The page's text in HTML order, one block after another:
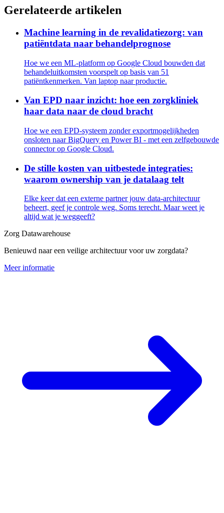
Gerelateerde artikelen
Machine learning in de revalidatiezorg: van
patiëntdata naar behandelprognose
Hoe we een ML-platform op Google Cloud bouwden dat
behandeluitkomsten voorspelt op basis van 51
patiëntkenmerken. Van laptop naar productie.
Van EPD naar inzicht: hoe een zorgkliniek
haar data naar de cloud bracht
Hoe we een EPD-systeem zonder exportmogelijkheden
onsloten naar BigQuery en Power BI - met een zelfgebouwde
connector op Google Cloud.
De stille kosten van uitbestede integraties:
waarom ownership van je datalaag telt
Elke keer dat een externe partner jouw data-architectuur
beheert, geef je controle weg. Soms terecht. Maar weet je
altijd wat je weggeeft?
Zorg Datawarehouse
Benieuwd naar een veilige architectuur voor uw zorgdata?
Meer informatie